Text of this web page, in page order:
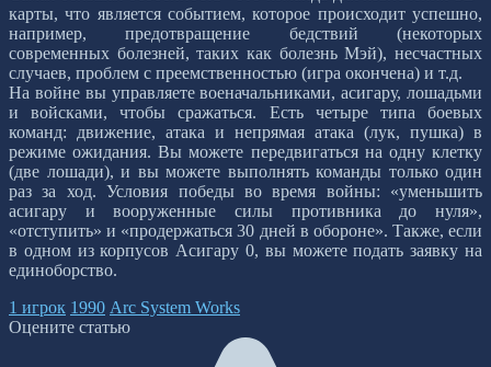
карты, что является событием, которое происходит успешно,
например, предотвращение бедствий (некоторых
современных болезней, таких как болезнь Мэй), несчастных
случаев, проблем с преемственностью (игра окончена) и т.д.
На войне вы управляете военачальниками, асигару, лошадьми
и войсками, чтобы сражаться. Есть четыре типа боевых
команд: движение, атака и непрямая атака (лук, пушка) в
режиме ожидания. Вы можете передвигаться на одну клетку
(две лошади), и вы можете выполнять команды только один
раз за ход. Условия победы во время войны: «уменьшить
асигару и вооруженные силы противника до нуля»,
«отступить» и «продержаться 30 дней в обороне». Также, если
в одном из корпусов Асигару 0, вы можете подать заявку на
единоборство.
1 игрок 1990 Arc System Works
Оцените статью